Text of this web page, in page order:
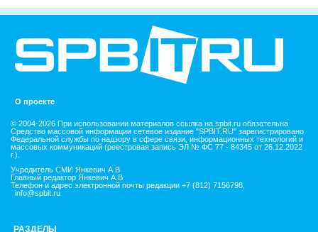
О проекте
© 2004-2026 При использовании материалов ссылка на spbit.ru обязательна
Средство массовой информации сетевое издание "SPBIT.RU" зарегистрировано
Федеральной службы по надзору в сфере связи, информационных технологий и
массовых коммуникаций (реестровая запись ЭЛ № ФС 77 - 84345 от 26.12.2022
г.).
Учредитель СМИ Янкевич А.В
Главный редактор Янкевич А.В
Телефон и адрес электронной почты редакции +7 (812) 7156798,
info@spbit.ru
РАЗДЕЛЫ